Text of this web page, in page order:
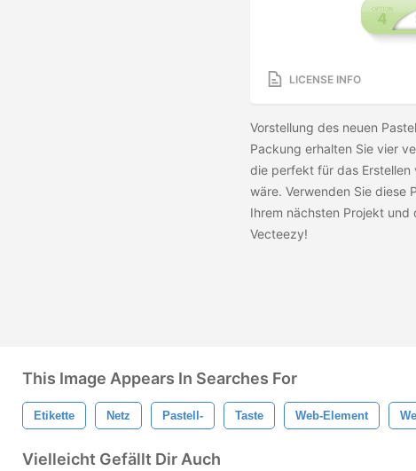
LICENSE INFO
Vorstellung des neuen
Packung erhalten Sie vier
die perfekt für das Erstellen
wäre. Verwenden Sie diese
Ihrem nächsten Projekt und
Vecteezy!
This Image Appears In Searches For
Etikette Netz Pastell- Taste Web-Element
Vielleicht Gefällt Dir Auch